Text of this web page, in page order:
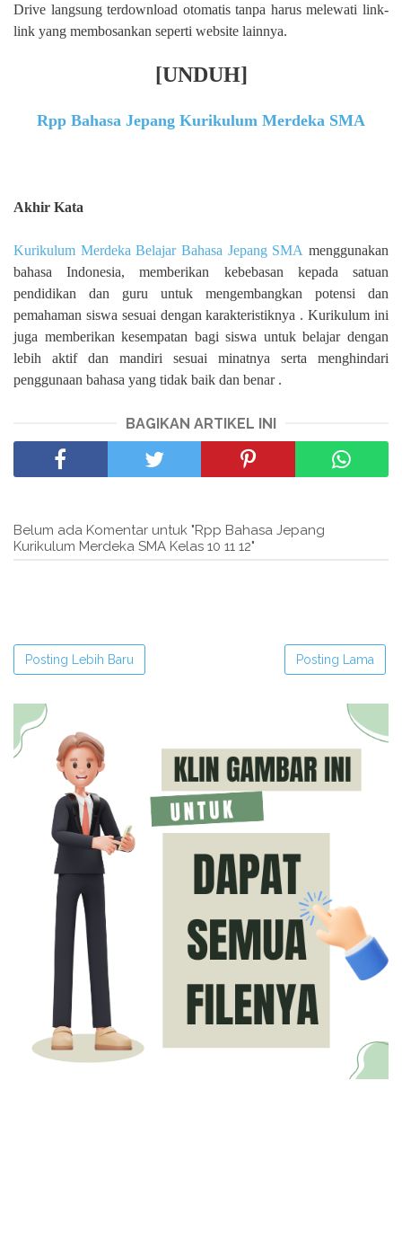
Drive langsung terdownload otomatis tanpa harus melewati link-
link yang membosankan seperti website lainnya.
[UNDUH]
Rpp Bahasa Jepang Kurikulum Merdeka SMA
Akhir Kata
Kurikulum Merdeka Belajar Bahasa Jepang SMA menggunakan
bahasa Indonesia, memberikan kebebasan kepada satuan
pendidikan dan guru untuk mengembangkan potensi dan
pemahaman siswa sesuai dengan karakteristiknya . Kurikulum ini
juga memberikan kesempatan bagi siswa untuk belajar dengan
lebih aktif dan mandiri sesuai minatnya serta menghindari
penggunaan bahasa yang tidak baik dan benar .
BAGIKAN ARTIKEL INI
Belum ada Komentar untuk "Rpp Bahasa Jepang
Kurikulum Merdeka SMA Kelas 10 11 12"
Posting Lebih Baru Posting Lama